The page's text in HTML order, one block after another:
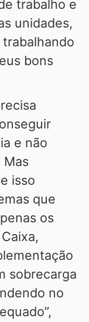
trabalho e
unidades,
bons
e não
Mas
isso
que
os
sobrecarga
no